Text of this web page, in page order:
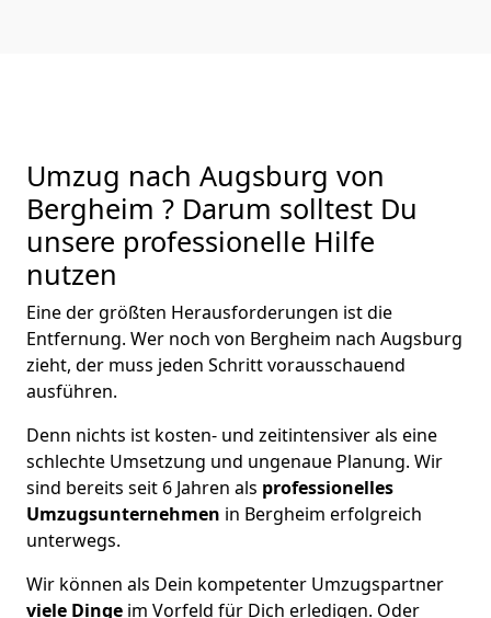
Umzug nach Augsburg von
Bergheim ? Darum solltest Du
unsere professionelle Hilfe
nutzen
Eine der größten Herausforderungen ist die
Entfernung. Wer noch von Bergheim nach Augsburg
zieht, der muss jeden Schritt vorausschauend
ausführen.
Denn nichts ist kosten- und zeitintensiver als eine
schlechte Umsetzung und ungenaue Planung. Wir
sind bereits seit 6 Jahren als professionelles
Umzugsunternehmen in Bergheim erfolgreich
unterwegs.
Wir können als Dein kompetenter Umzugspartner
viele Dinge im Vorfeld für Dich erledigen. Oder